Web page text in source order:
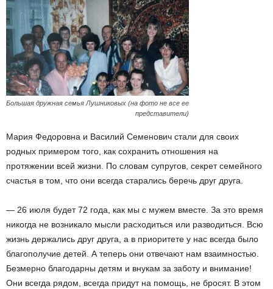
Большая дружная семья Лушниковых (на фото не все ее
представители)
Мария Федоровна и Василий Семенович стали для своих
родных примером того, как сохранить отношения на
протяжении всей жизни. По словам супругов, секрет семейного
счастья в том, что они всегда старались беречь друг друга.
— 26 июля будет 72 года, как мы с мужем вместе. За это время
никогда не возникало мысли расходиться или разводиться. Всю
жизнь держались друг друга, а в приоритете у нас всегда было
благополучие детей. А теперь они отвечают нам взаимностью.
Безмерно благодарны детям и внукам за заботу и внимание!
Они всегда рядом, всегда придут на помощь, не бросят. В этом